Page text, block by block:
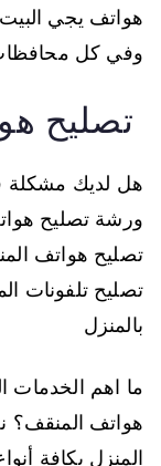
هواتف يجي
وفي كل
تصليح
هل لديك مشكلة
ورشة تصليح
تصليح هواتف
تصليح تلفونات
بالمنزل
ما اهم الخدمات
هواتف
المنزل بكافة